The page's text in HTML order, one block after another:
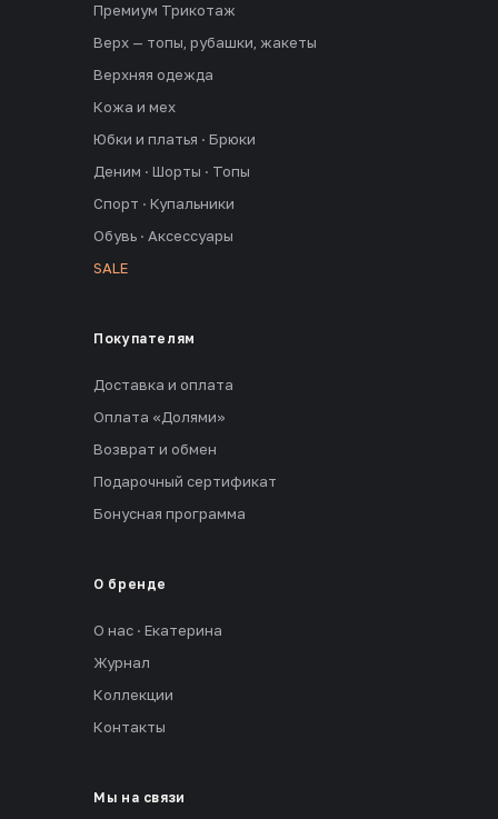
Премиум Трикотаж
Верх — топы, рубашки, жакеты
Верхняя одежда
Кожа и мех
Юбки и платья · Брюки
Деним · Шорты · Топы
Спорт · Купальники
Обувь · Аксессуары
SALE
Покупателям
Доставка и оплата
Оплата «Долями»
Возврат и обмен
Подарочный сертификат
Бонусная программа
О бренде
О нас · Екатерина
Журнал
Коллекции
Контакты
Мы на связи